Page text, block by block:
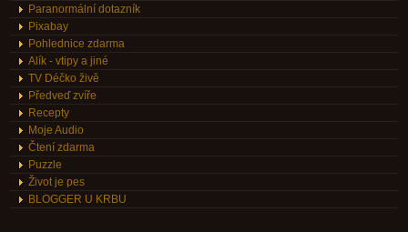
Paranormální dotazník
Pixabay
Pohlednice zdarma
Alík - vtipy a jiné
TV Déčko živě
Předveď zvíře
Recepty
Moje Audio
Čtení zdarma
Puzzle
Život je pes
BLOGGER U KRBU